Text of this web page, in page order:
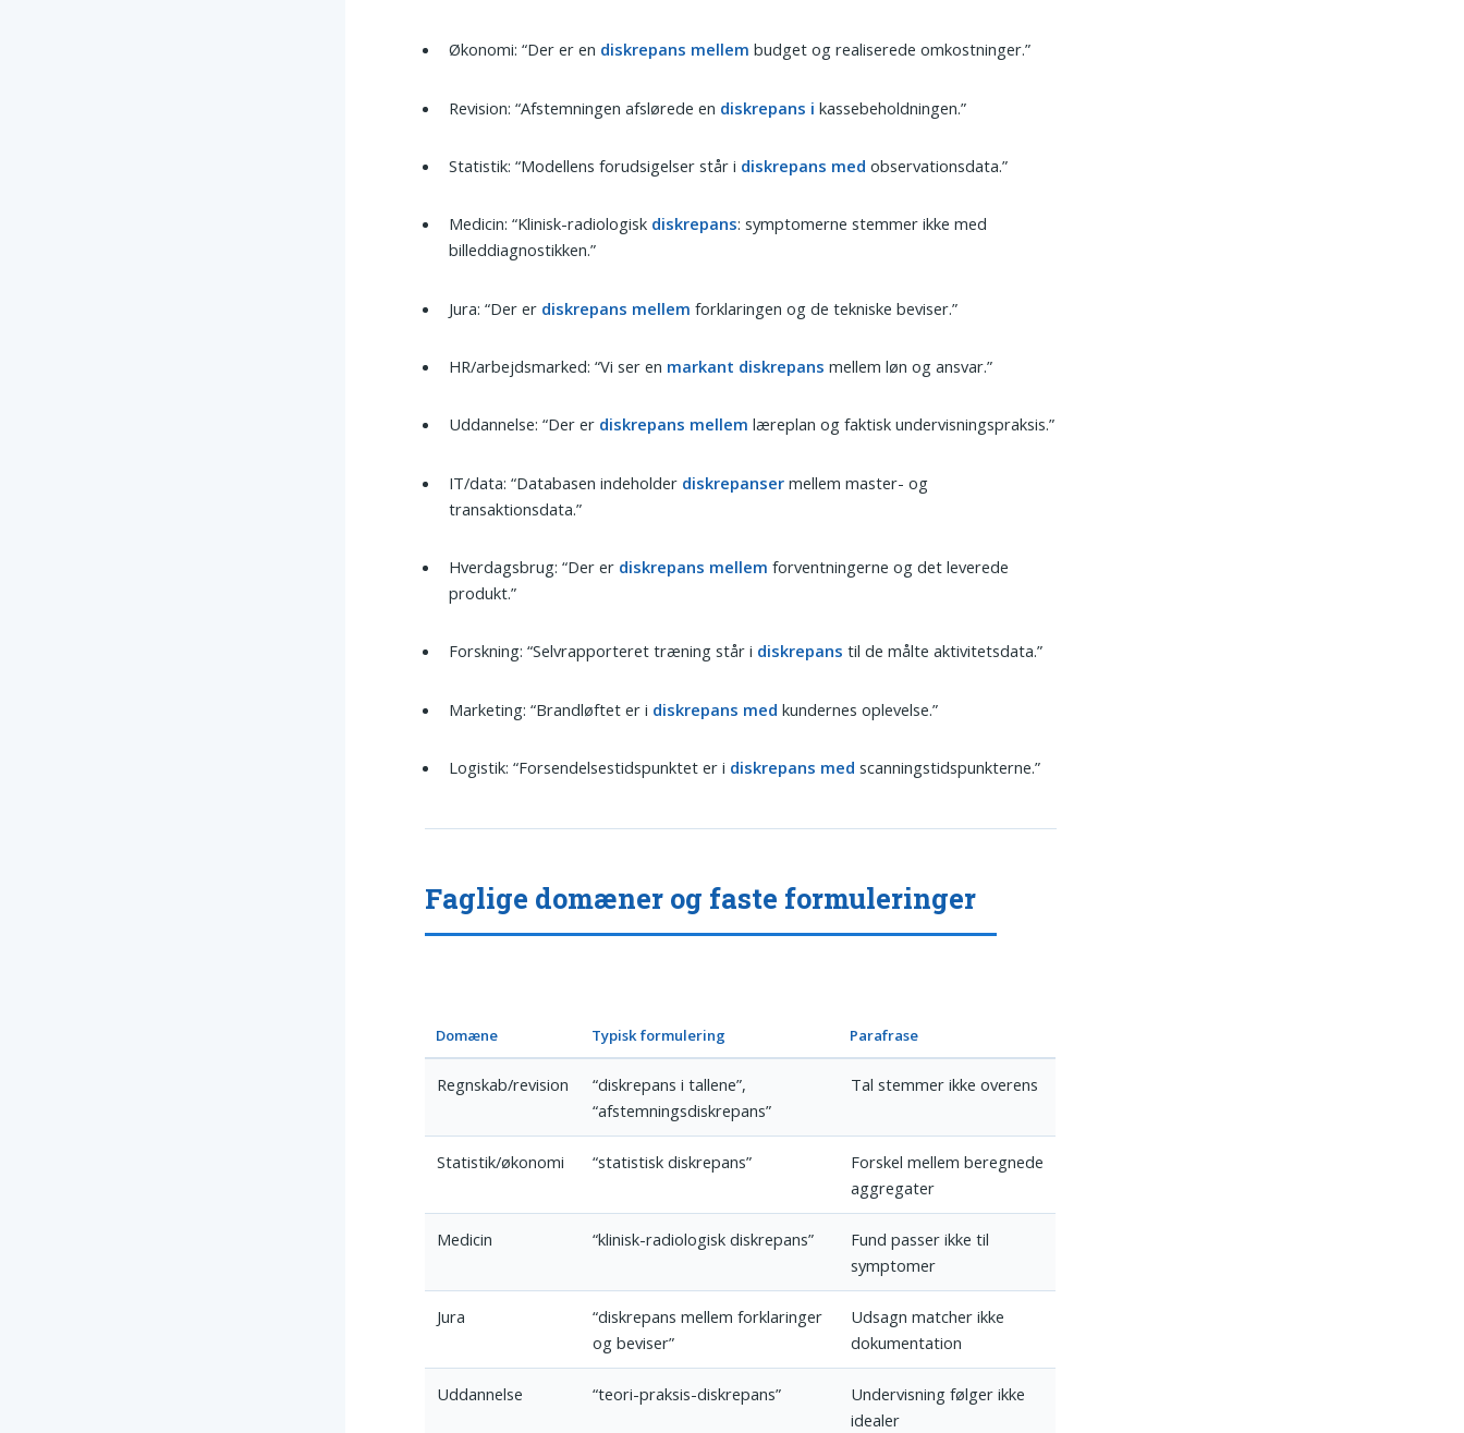
Økonomi: “Der er en diskrepans mellem budget og realiserede omkostninger.”
Revision: “Afstemningen afslørede en diskrepans i kassebeholdningen.”
Statistik: “Modellens forudsigelser står i diskrepans med observationsdata.”
Medicin: “Klinisk-radiologisk diskrepans: symptomerne stemmer ikke med
billeddiagnostikken.”
Jura: “Der er diskrepans mellem forklaringen og de tekniske beviser.”
HR/arbejdsmarked: “Vi ser en markant diskrepans mellem løn og ansvar.”
Uddannelse: “Der er diskrepans mellem læreplan og faktisk undervisningspraksis.”
IT/data: “Databasen indeholder diskrepanser mellem master- og
transaktionsdata.”
Hverdagsbrug: “Der er diskrepans mellem forventningerne og det leverede
produkt.”
Forskning: “Selvrapporteret træning står i diskrepans til de målte aktivitetsdata.”
Marketing: “Brandløftet er i diskrepans med kundernes oplevelse.”
Logistik: “Forsendelsestidspunktet er i diskrepans med scanningstidspunkterne.”
Faglige domæner og faste formuleringer
Domæne Typisk formulering Parafrase
Regnskab/revision
“diskrepans i tallene”,
“afstemningsdiskrepans”
Tal stemmer ikke overens
Statistik/økonomi “statistisk diskrepans”
Forskel mellem beregnede
aggregater
Medicin “klinisk-radiologisk diskrepans”
Fund passer ikke til
symptomer
Jura
“diskrepans mellem forklaringer
og beviser”
Udsagn matcher ikke
dokumentation
Uddannelse “teori-praksis-diskrepans”
Undervisning følger ikke
idealer